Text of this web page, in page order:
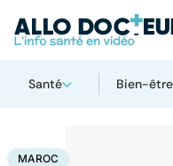
Santé Bien-être
AccueilSanté
MAROC